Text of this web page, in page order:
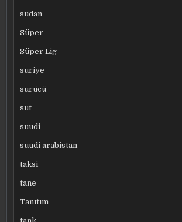
sudan
Süper
Süper Lig
suriye
sürücü
süt
suudi
suudi arabistan
taksi
tane
Tanıtım